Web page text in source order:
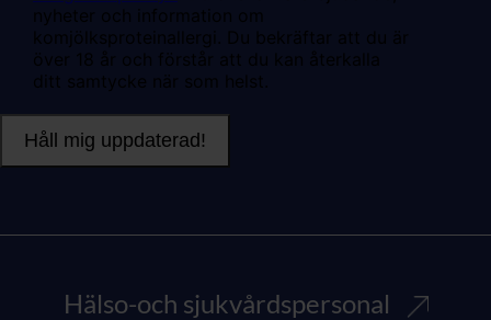
Hälso-och sjukvårdspersonal